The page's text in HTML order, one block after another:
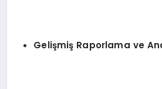
Gelişmiş Raporlama ve